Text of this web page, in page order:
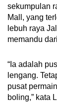
sekumpulan
Mall, yang
lebuh raya
memandu
“Ia adalah
lengang.
pusat
boling,” kata